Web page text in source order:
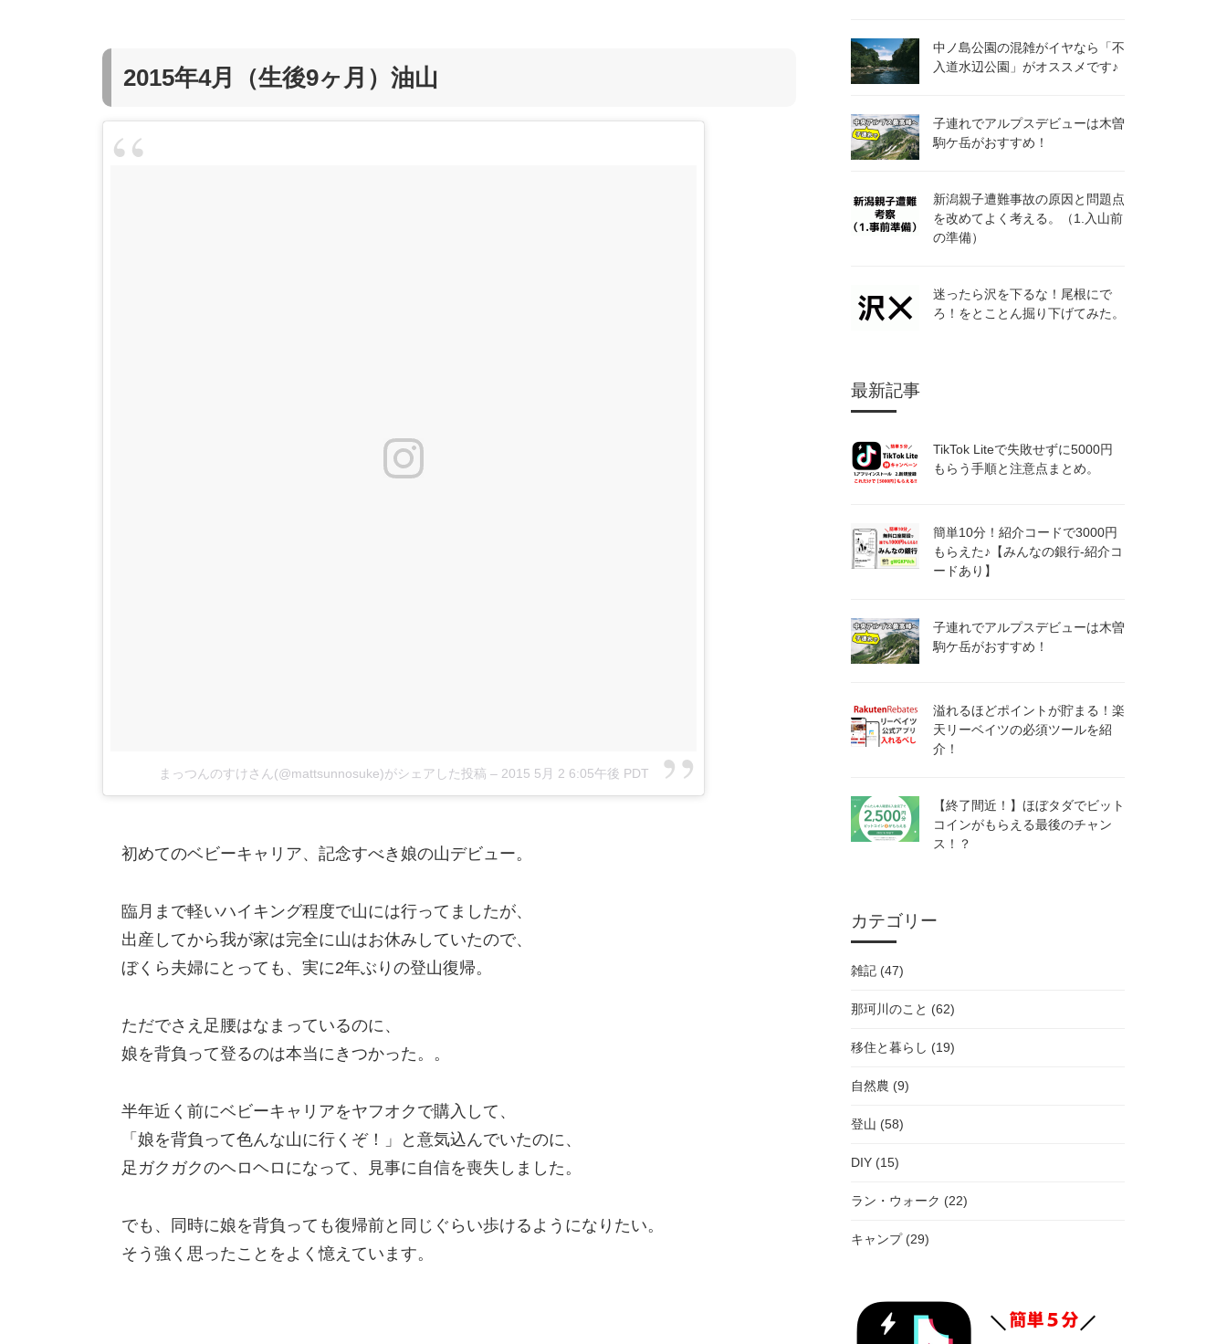
2015年4月（生後9ヶ月）油山
まっつんのすけさん(@mattsunnosuke)がシェアした投稿 – 2015 5月 2 6:05午後 PDT
初めてのベビーキャリア、記念すべき娘の山デビュー。
臨月まで軽いハイキング程度で山には行ってましたが、
出産してから我が家は完全に山はお休みしていたので、
ぼくら夫婦にとっても、実に2年ぶりの登山復帰。
ただでさえ足腰はなまっているのに、
娘を背負って登るのは本当にきつかった。。
半年近く前にベビーキャリアをヤフオクで購入して、
「娘を背負って色んな山に行くぞ！」と意気込んでいたのに、
足ガクガクのヘロヘロになって、見事に自信を喪失しました。
でも、同時に娘を背負っても復帰前と同じぐらい歩けるようになりたい。
そう強く思ったことをよく憶えています。
中ノ島公園の混雑がイヤなら「不
入道水辺公園」がオススメです♪
子連れでアルプスデビューは木曽
駒ケ岳がおすすめ！
新潟親子遭難事故の原因と問題点
を改めてよく考える。（1.入山前
の準備）
迷ったら沢を下るな！尾根にで
ろ！をとことん掘り下げてみた。
最新記事
TikTok Liteで失敗せずに5000円
もらう手順と注意点まとめ。
簡単10分！紹介コードで3000円
もらえた♪【みんなの銀行-紹介コ
ードあり】
子連れでアルプスデビューは木曽
駒ケ岳がおすすめ！
溢れるほどポイントが貯まる！楽
天リーベイツの必須ツールを紹
介！
【終了間近！】ほぼタダでビット
コインがもらえる最後のチャン
ス！？
カテゴリー
雑記 (47)
那珂川のこと (62)
移住と暮らし (19)
自然農 (9)
登山 (58)
DIY (15)
ラン・ウォーク (22)
キャンプ (29)